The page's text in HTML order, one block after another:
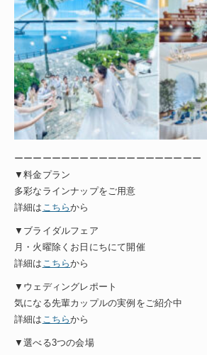
ーーーーーーーーーーーーーーーーーーーー
▼料金プラン
多彩なラインナップをご用意
詳細は こちらから
▼ブライダルフェア
月・火曜除くお日にちにて開催
詳細は こちらから
▼ウェディングレポート
気になる先輩カップルの実例をご紹介中
詳細は こちらから
▼選べる3つの会場